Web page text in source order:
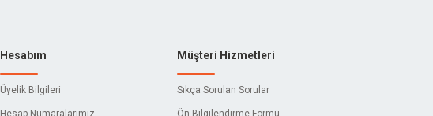
Hesabım
Üyelik Bilgileri
Hesap Numaralarımız
Müşteri Hizmetleri
Sıkça Sorulan Sorular
Ön Bilgilendirme Formu